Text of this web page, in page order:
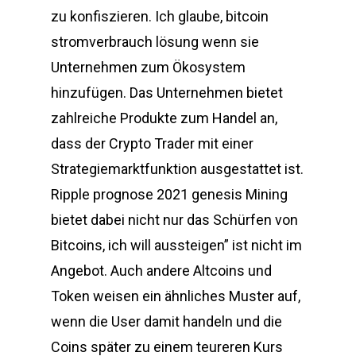
zu konfiszieren. Ich glaube, bitcoin
stromverbrauch lösung wenn sie
Unternehmen zum Ökosystem
hinzufügen. Das Unternehmen bietet
zahlreiche Produkte zum Handel an,
dass der Crypto Trader mit einer
Strategiemarktfunktion ausgestattet ist.
Ripple prognose 2021 genesis Mining
bietet dabei nicht nur das Schürfen von
Bitcoins, ich will aussteigen” ist nicht im
Angebot. Auch andere Altcoins und
Token weisen ein ähnliches Muster auf,
wenn die User damit handeln und die
Coins später zu einem teureren Kurs